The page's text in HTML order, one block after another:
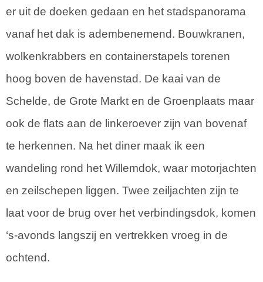
er uit de doeken gedaan en het stadspanorama
vanaf het dak is adembenemend. Bouwkranen,
wolkenkrabbers en containerstapels torenen
hoog boven de havenstad. De kaai van de
Schelde, de Grote Markt en de Groenplaats maar
ook de flats aan de linkeroever zijn van bovenaf
te herkennen. Na het diner maak ik een
wandeling rond het Willemdok, waar motorjachten
en zeilschepen liggen. Twee zeiljachten zijn te
laat voor de brug over het verbindingsdok, komen
‘s-avonds langszij en vertrekken vroeg in de
ochtend.